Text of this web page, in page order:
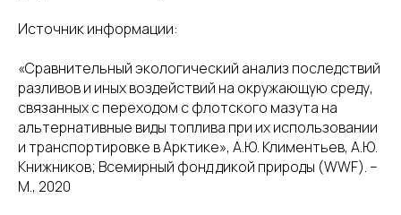
Источник информации:
«Сравнительный экологический анализ последствий
разливов и иных воздействий на окружающую среду,
связанных с переходом с флотского мазута на
альтернативные виды топлива при их использовании
и транспортировке в Арктике», А.Ю. Климентьев, А.Ю.
Книжников; Всемирный фонд дикой природы (WWF). –
М., 2020